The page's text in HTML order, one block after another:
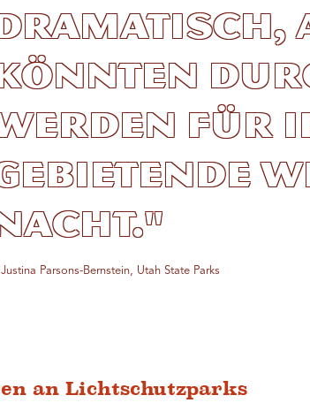
für
Parsons-Bernstein, Utah State Parks
an Lichtschutzparks